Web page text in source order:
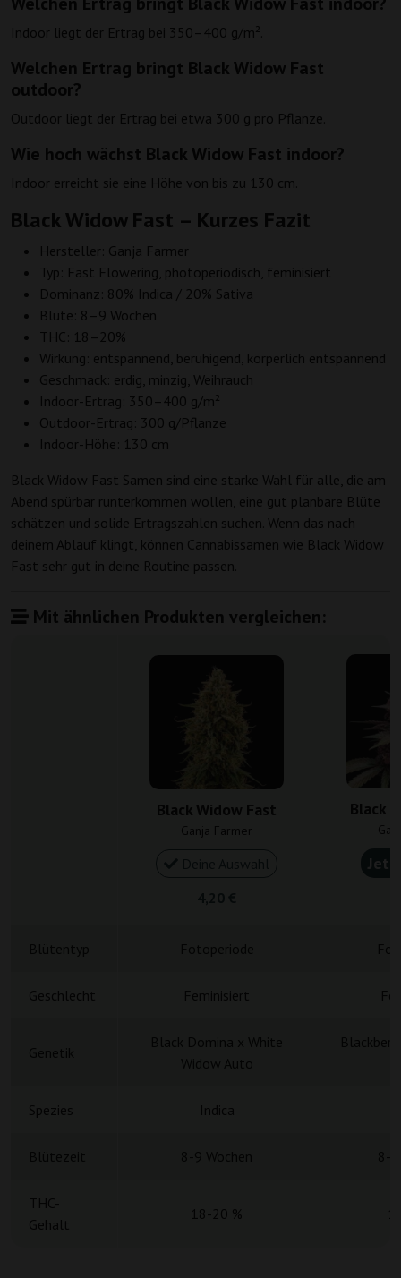
Indoor liegt der Ertrag bei 350–400 g/m².
Welchen Ertrag bringt Black Widow Fast
outdoor?
Outdoor liegt der Ertrag bei etwa 300 g pro Pflanze.
Wie hoch wächst Black Widow Fast indoor?
Indoor erreicht sie eine Höhe von bis zu 130 cm.
Black Widow Fast – Kurzes Fazit
Hersteller: Ganja Farmer
Typ: Fast Flowering, photoperiodisch, feminisiert
Dominanz: 80% Indica / 20% Sativa
Blüte: 8–9 Wochen
THC: 18–20%
Wirkung: entspannend, beruhigend, körperlich entspannend
Geschmack: erdig, minzig, Weihrauch
Indoor-Ertrag: 350–400 g/m²
Outdoor-Ertrag: 300 g/Pflanze
Indoor-Höhe: 130 cm
Black Widow Fast Samen sind eine starke Wahl für alle, die am
Abend spürbar runterkommen wollen, eine gut planbare Blüte
schätzen und solide Ertragszahlen suchen. Wenn das nach
deinem Ablauf klingt, können Cannabissamen wie Black Widow
Fast sehr gut in deine Routine passen.
Mit ähnlichen Produkten vergleichen:
Black Widow Fast
Ganja Farmer
Black
Geschlecht Feminisiert
Spezies Indica
THC-
Gehalt
18-20 %